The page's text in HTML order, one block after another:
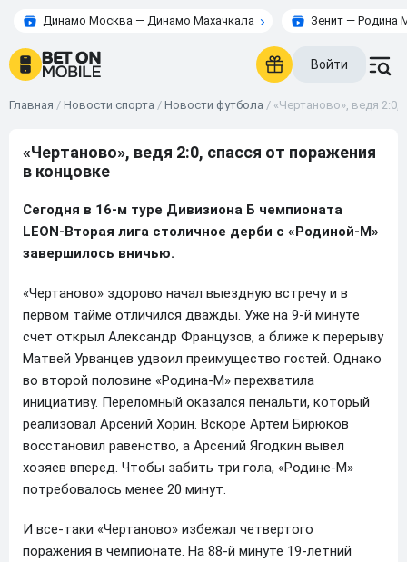
Динамо Москва — Динамо Махачкала Зенит — Родина
Войти
Главная / Новости спорта / Новости футбола / «Чертаново», ведя 2:0,
«Чертаново», ведя 2:0, спасся от поражения
в концовке
Сегодня в 16-м туре Дивизиона Б чемпионата
LEON-Вторая лига столичное дерби с «Родиной-М»
завершилось вничью.
«Чертаново» здорово начал выездную встречу и в
первом тайме отличился дважды. Уже на 9-й минуте
счет открыл Александр Французов, а ближе к перерыву
Матвей Урванцев удвоил преимущество гостей. Однако
во второй половине «Родина-М» перехватила
инициативу. Переломный оказался пенальти, который
реализовал Арсений Хорин. Вскоре Артем Бирюков
восстановил равенство, а Арсений Ягодкин вывел
хозяев вперед. Чтобы забить три гола, «Родине-М»
потребовалось менее 20 минут.
И все-таки «Чертаново» избежал четвертого
поражения в чемпионате. На 88-й минуте 19-летний